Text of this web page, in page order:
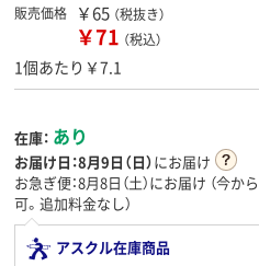
販売価格 ￥65 （税抜き）
￥71 （税込）
1個あたり￥7.1
在庫： あり
お届け日：8月9日（日）にお届け
お急ぎ便：8月8日（土）にお届け （今から
可。追加料金なし）
アスクル在庫商品